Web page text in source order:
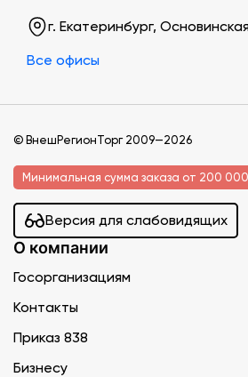
г. Екатеринбург,
Все офисы
© ВнешРегионТорг 2009—2026
Минимальная сумма заказа от 200
Версия для слабовидящих
О компании
Госорганизациям
Контакты
Приказ 838
Бизнесу